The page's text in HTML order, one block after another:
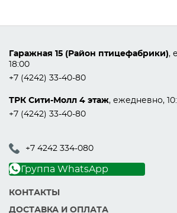
Гаражная 15 (Район птицефабрики),
18:00
+7 (4242) 33-40-80
ТРК Сити-Молл 4 этаж, ежедневно,
+7 (4242) 33-40-80
+7 4242 334-080
Группа WhatsApp
КОНТАКТЫ
ДОСТАВКА И ОПЛАТА